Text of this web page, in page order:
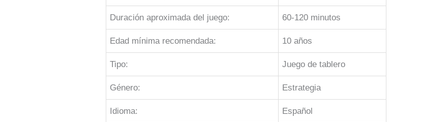
Duración aproximada del juego: 60-120 minutos
Edad mínima recomendada: 10 años
Tipo: Juego de tablero
Género: Estrategia
Idioma: Español